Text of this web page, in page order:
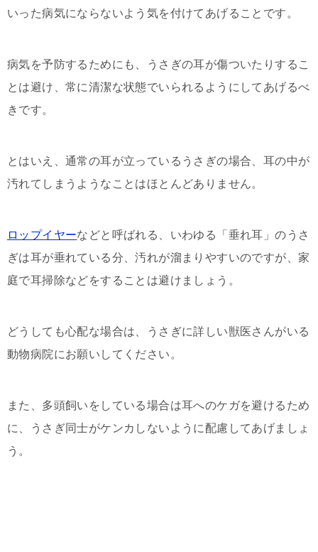
いった病気にならないよう気を付けてあげることです。
病気を予防するためにも、うさぎの耳が傷ついたりするこ
とは避け、常に清潔な状態でいられるようにしてあげるべ
きです。
とはいえ、通常の耳が立っているうさぎの場合、耳の中が
汚れてしまうようなことはほとんどありません。
ロップイヤーなどと呼ばれる、いわゆる「垂れ耳」のうさ
ぎは耳が垂れている分、汚れが溜まりやすいのですが、家
庭で耳掃除などをすることは避けましょう。
どうしても心配な場合は、うさぎに詳しい獣医さんがいる
動物病院にお願いしてください。
また、多頭飼いをしている場合は耳へのケガを避けるため
に、うさぎ同士がケンカしないように配慮してあげましょ
う。